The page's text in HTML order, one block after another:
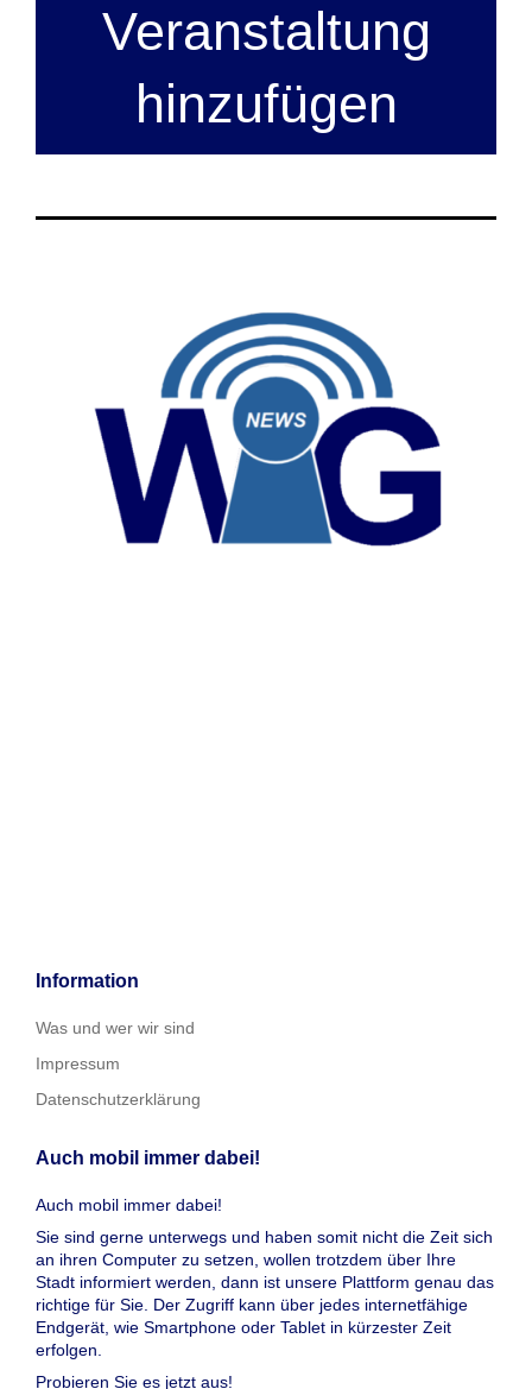
Veranstaltung
hinzufügen
Information
Was und wer wir sind
Impressum
Datenschutzerklärung
Auch mobil immer dabei!
Auch mobil immer dabei!
Sie sind gerne unterwegs und haben somit nicht die Zeit sich
an ihren Computer zu setzen, wollen trotzdem über Ihre
Stadt informiert werden, dann ist unsere Plattform genau das
richtige für Sie. Der Zugriff kann über jedes internetfähige
Endgerät, wie Smartphone oder Tablet in kürzester Zeit
erfolgen.
Probieren Sie es jetzt aus!